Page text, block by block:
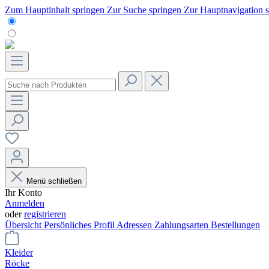
Zum Hauptinhalt springen Zur Suche springen Zur Hauptnavigation
Menü schließen
Ihr Konto
Anmelden
oderregistrieren
Übersicht Persönliches Profil Adressen Zahlungsarten Bestellungen
Kleider
Röcke